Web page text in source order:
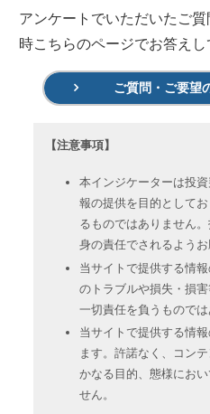
アンケートでいただいたご
時こちらのページでお答えし
ご質問・ご要望
【注意事項】
本インジケーターは投
報の提供を目的として
るものではありません
身の責任でされるようお
当サイトで提供する情
のトラブルや損失・損
一切責任を負うものでは
当サイトで提供する情
ます。許諾なく、コン
かなる目的、態様にお
せん。